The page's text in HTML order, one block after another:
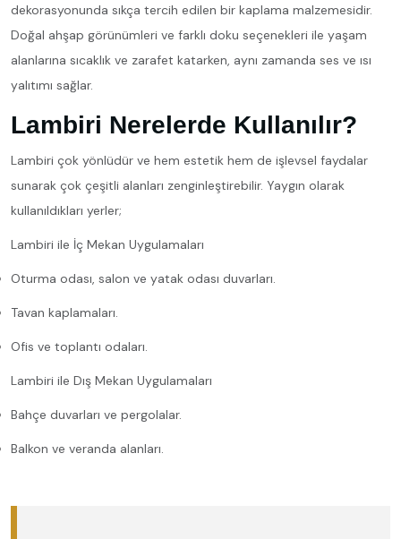
dekorasyonunda sıkça tercih edilen bir kaplama malzemesidir.
Doğal ahşap görünümleri ve farklı doku seçenekleri ile yaşam
alanlarına sıcaklık ve zarafet katarken, aynı zamanda ses ve ısı
yalıtımı sağlar.
Lambiri Nerelerde Kullanılır?
Lambiri çok yönlüdür ve hem estetik hem de işlevsel faydalar
sunarak çok çeşitli alanları zenginleştirebilir. Yaygın olarak
kullanıldıkları yerler;
Lambiri ile İç Mekan Uygulamaları
Oturma odası, salon ve yatak odası duvarları.
Tavan kaplamaları.
Ofis ve toplantı odaları.
Lambiri ile Dış Mekan Uygulamaları
Bahçe duvarları ve pergolalar.
Balkon ve veranda alanları.